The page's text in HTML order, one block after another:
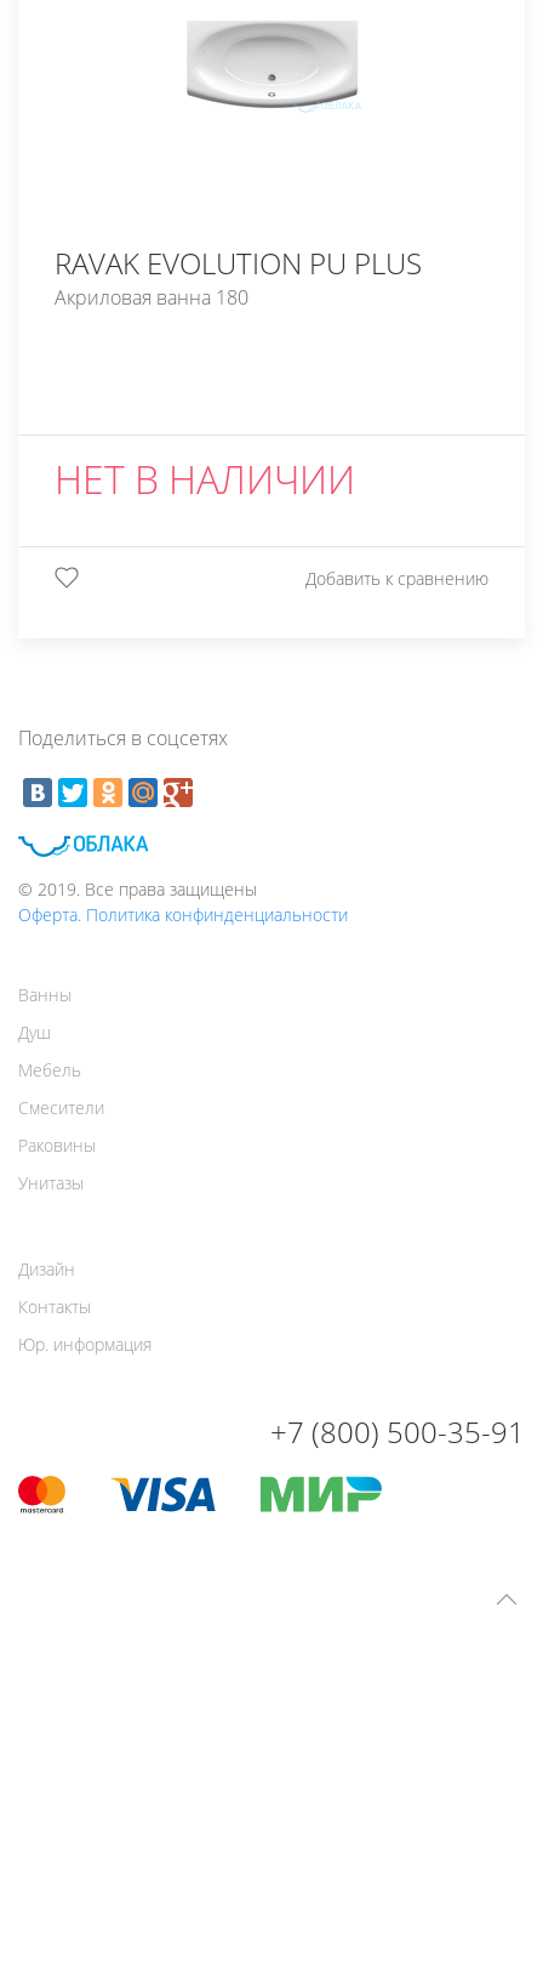
RAVAK EVOLUTION PU PLUS
Акриловая ванна 180
НЕТ В НАЛИЧИИ
Добавить к сравнению
Поделиться в соцсетях
© 2019. Все права защищены
Оферта. Политика конфинденциальности
Ванны
Душ
Мебель
Смесители
Раковины
Унитазы
Дизайн
Контакты
Юр. информация
+7 (800) 500-35-91